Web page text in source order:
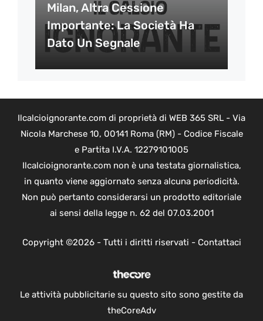
Milan, Altra Cessione
Importante: La Società Ha
Dato Un Segnale
Ilcalcioignorante.com di proprietà di WEB 365 SRL - Via
Nicola Marchese 10, 00141 Roma (RM) - Codice Fiscale
e Partita I.V.A. 12279101005
Ilcalcioignorante.com non è una testata giornalistica,
in quanto viene aggiornato senza alcuna periodicità.
Non può pertanto considerarsi un prodotto editoriale
ai sensi della legge n. 62 del 07.03.2001
Copyright ©2026 - Tutti i diritti riservati - Contattaci
Le attività pubblicitarie su questo sito sono gestite da
theCoreAdv